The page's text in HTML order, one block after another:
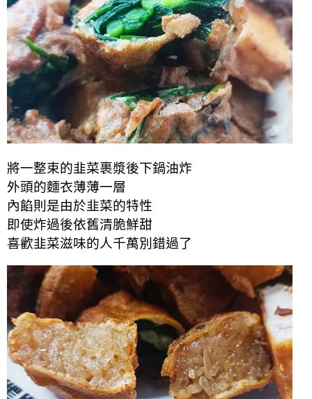
將一整束的韭菜裹漿後下鍋油炸
外頭的麵衣薄薄一層
內餡則是由於韭菜的特性
即使炸過後依舊清脆鮮甜
喜歡韭菜滋味的人千萬別錯過了